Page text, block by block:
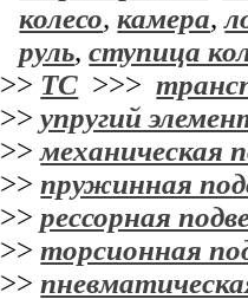
колесо,камера,
руль,ступица
>> ТС >>>
>>упругий
>>механическая
>>пружинная
>>рессорная
>>торсионная
>>